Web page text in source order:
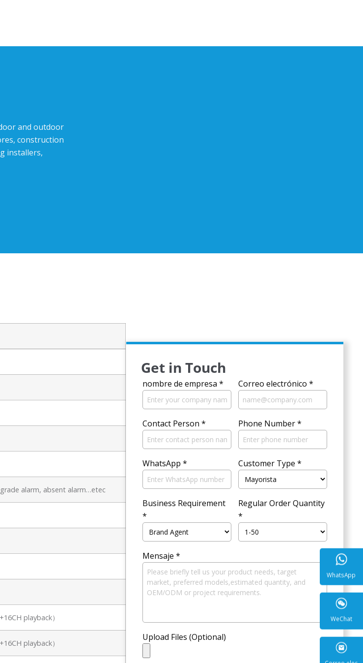
and outdoor
construction
installers,
alarm, absent alarm…etec
playback）
playback）
Get in Touch
nombre de empresa * Correo electrónico *
Contact Person * Phone Number*
WhatsApp * Customer Type *
Business Requirement
*
Regular Order Quantity
*
Mensaje *
Upload Files (Optional)